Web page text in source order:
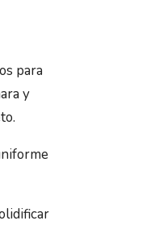
para
y